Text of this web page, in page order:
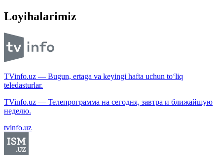
Loyihalarimiz
TVinfo.uz — Bugun, ertaga va keyingi hafta uchun to‘liq
teledasturlar.
TVinfo.uz — Телепрограмма на сегодня, завтра и ближайшую
неделю.
tvinfo.uz